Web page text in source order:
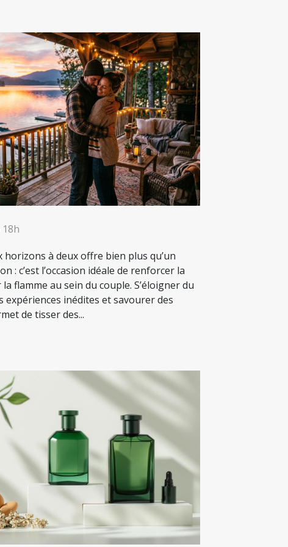
à deux offre bien plus qu’un
: c’est l’occasion idéale de renforcer la
flamme au sein du couple. S’éloigner du
inédites et savourer des
de tisser des...